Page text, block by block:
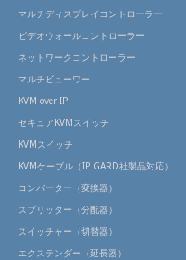
マルチディスプレイコントローラー
ビデオウォールコントローラー
ネットワークコントローラー
マルチビューワー
KVM over IP
セキュアKVMスイッチ
KVMスイッチ
KVMケーブル（IP GARD社製品対応）
コンバーター（変換器）
スプリッター（分配器）
スイッチャー（切替器）
エクステンダー（延長器）